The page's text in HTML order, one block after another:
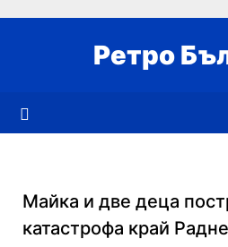
Ретро
Майка и две деца
катастрофа край